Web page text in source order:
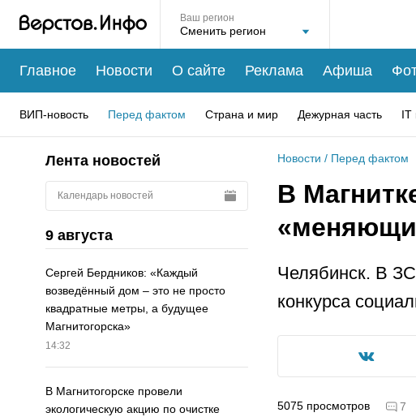
Ваш регион
Главное Новости О сайте Реклама Афиша
ВИП-новость Перед фактом Страна и мир Дежурная часть IT
Лента новостей
Календарь новостей
9 августа
Сергей Бердников: «Каждый
возведённый дом – это не просто
квадратные метры, а будущее
Магнитогорска»
14:32
В Магнитогорске провели
экологическую акцию по очистке
Новости / Перед фактом
В
Челябинск. В
конкурса
5075 просмотров 7